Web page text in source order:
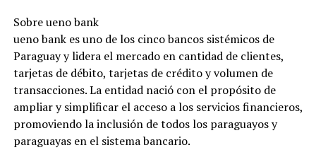
Sobre ueno bank
ueno bank es uno de los cinco bancos sistémicos de
Paraguay y lidera el mercado en cantidad de clientes,
tarjetas de débito, tarjetas de crédito y volumen de
transacciones. La entidad nació con el propósito de
ampliar y simplificar el acceso a los servicios financieros,
promoviendo la inclusión de todos los paraguayos y
paraguayas en el sistema bancario.